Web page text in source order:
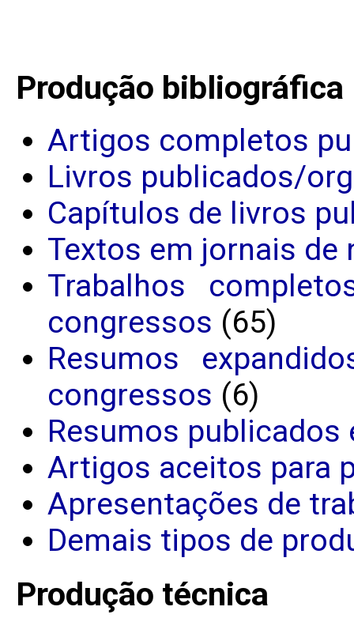
Produção bibliográfica
Artigos completos
Livros publicados/
Capítulos de livros
Textos em jornais
Trabalhos
congressos (65)
Resumos
congressos (6)
Resumos
Artigos aceitos para
Apresentações de
Demais tipos de
Produção técnica